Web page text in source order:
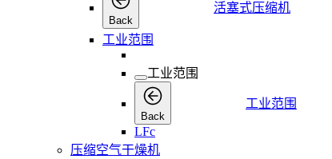
Back
活塞式压缩机
工业范围
工业范围
Back
工业范围
LFc
压缩空气干燥机